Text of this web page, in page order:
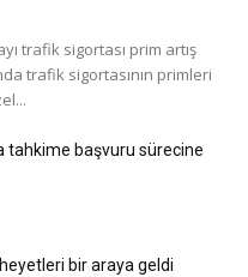
trafik sigortası prim artış
trafik sigortasının primleri
tahkime başvuru sürecine
bir araya geldi